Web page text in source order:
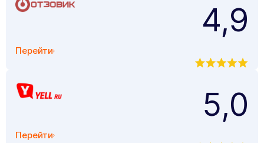
Перейти
4,9
Перейти
5,0